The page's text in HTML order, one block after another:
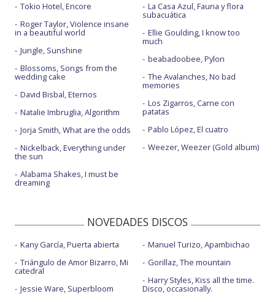
Tokio Hotel, Encore
Roger Taylor, Violence insane
in a beautiful world
Jungle, Sunshine
Blossoms, Songs from the
wedding cake
David Bisbal, Eternos
Natalie Imbruglia, Algorithm
Jorja Smith, What are the odds
Nickelback, Everything under
the sun
Alabama Shakes, I must be
dreaming
La Casa Azul, Fauna y flora
subacuática
Ellie Goulding, I know too
much
beabadoobee, Pylon
The Avalanches, No bad
memories
Los Zigarros, Carne con
patatas
Pablo López, El cuatro
Weezer, Weezer (Gold album)
NOVEDADES DISCOS
Kany García, Puerta abierta
Triángulo de Amor Bizarro, Mi
catedral
Jessie Ware, Superbloom
Manuel Turizo, Apambichao
Gorillaz, The mountain
Harry Styles, Kiss all the time.
Disco, occasionally.